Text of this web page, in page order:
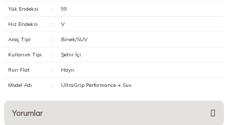
Yük Endeksi : 99
Hız Endeksi : V
Araç Tipi : Binek/SUV
Kullanım Tipi : Şehir İçi
Run Flat : Hayır
Model Adı : UltraGrip Performance + Suv
Yorumlar